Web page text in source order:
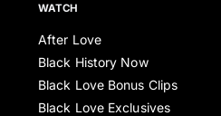
WATCH
After Love
Black History Now
Black Love Bonus Clips
Black Love Exclusives